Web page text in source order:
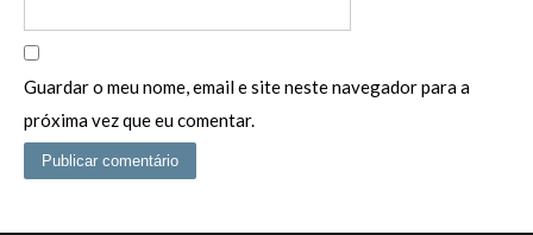
Guardar o meu nome, email e site neste navegador para a
próxima vez que eu comentar.